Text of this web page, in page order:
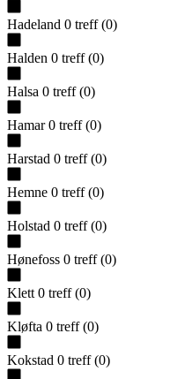
Hadeland 0 treff (0)
Halden 0 treff (0)
Halsa 0 treff (0)
Hamar 0 treff (0)
Harstad 0 treff (0)
Hemne 0 treff (0)
Holstad 0 treff (0)
Hønefoss 0 treff (0)
Klett 0 treff (0)
Kløfta 0 treff (0)
Kokstad 0 treff (0)